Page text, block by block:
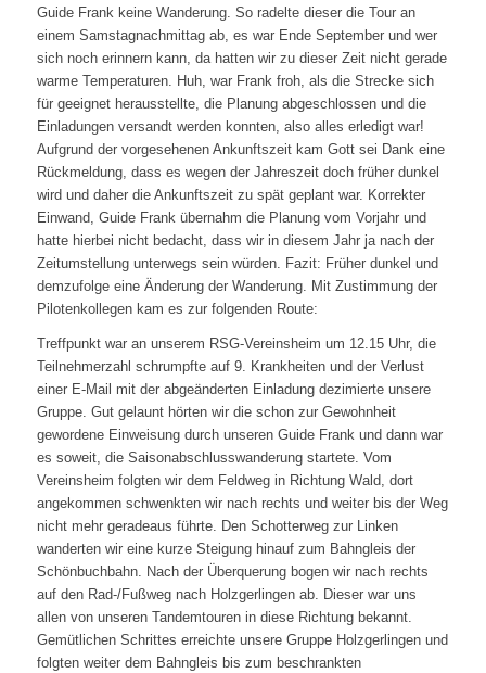
Guide Frank keine Wanderung. So radelte dieser die Tour an
einem Samstagnachmittag ab, es war Ende September und wer
sich noch erinnern kann, da hatten wir zu dieser Zeit nicht gerade
warme Temperaturen. Huh, war Frank froh, als die Strecke sich
für geeignet herausstellte, die Planung abgeschlossen und die
Einladungen versandt werden konnten, also alles erledigt war!
Aufgrund der vorgesehenen Ankunftszeit kam Gott sei Dank eine
Rückmeldung, dass es wegen der Jahreszeit doch früher dunkel
wird und daher die Ankunftszeit zu spät geplant war. Korrekter
Einwand, Guide Frank übernahm die Planung vom Vorjahr und
hatte hierbei nicht bedacht, dass wir in diesem Jahr ja nach der
Zeitumstellung unterwegs sein würden. Fazit: Früher dunkel und
demzufolge eine Änderung der Wanderung. Mit Zustimmung der
Pilotenkollegen kam es zur folgenden Route:
Treffpunkt war an unserem RSG-Vereinsheim um 12.15 Uhr, die
Teilnehmerzahl schrumpfte auf 9. Krankheiten und der Verlust
einer E-Mail mit der abgeänderten Einladung dezimierte unsere
Gruppe. Gut gelaunt hörten wir die schon zur Gewohnheit
gewordene Einweisung durch unseren Guide Frank und dann war
es soweit, die Saisonabschlusswanderung startete. Vom
Vereinsheim folgten wir dem Feldweg in Richtung Wald, dort
angekommen schwenkten wir nach rechts und weiter bis der Weg
nicht mehr geradeaus führte. Den Schotterweg zur Linken
wanderten wir eine kurze Steigung hinauf zum Bahngleis der
Schönbuchbahn. Nach der Überquerung bogen wir nach rechts
auf den Rad-/Fußweg nach Holzgerlingen ab. Dieser war uns
allen von unseren Tandemtouren in diese Richtung bekannt.
Gemütlichen Schrittes erreichte unsere Gruppe Holzgerlingen und
folgten weiter dem Bahngleis bis zum beschrankten